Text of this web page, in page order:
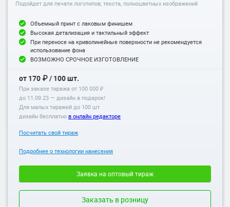
Подойдет для печати логотипов, текста, полноцветных изображений
Объемный принт с лаковым финишем
Высокая детализация и тактильный эффект
При переносе на криволинейные поверхности не рекомендуется
использование фона
ВОЗМОЖНО СРОЧНОЕ ИЗГОТОВЛЕНИЕ
от 170 ₽ / 100 шт.
При заказе тиража от 100 000 ₽
до 11.09.23 — дизайн в подарок!
Для малых тиражей до 100 шт
дизайн бесплатно в онлайн редакторе
Посчитать свой тираж
Подробнее о технологии нанесения
Заявка на оптовый тираж
Заказать в розницу